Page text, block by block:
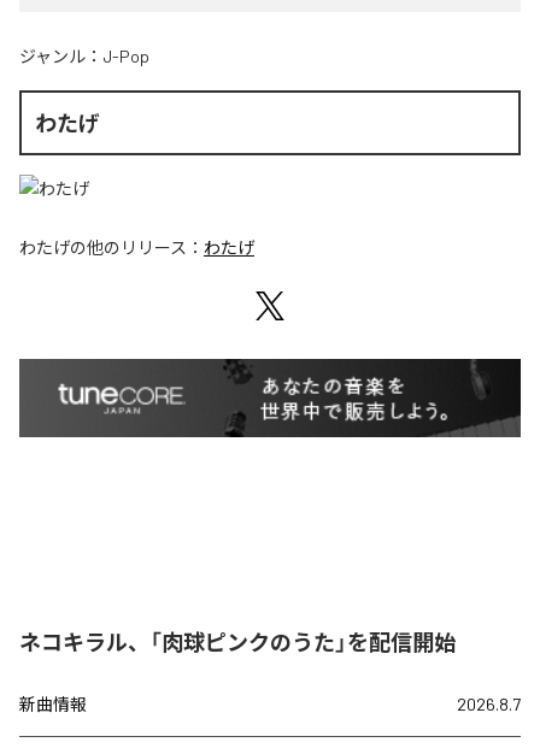
ジャンル： J-Pop
わたげ
わたげの他のリリース： わたげ
ネコキラル、「肉球ピンクのうた」を配信開始
新曲情報 2026.8.7